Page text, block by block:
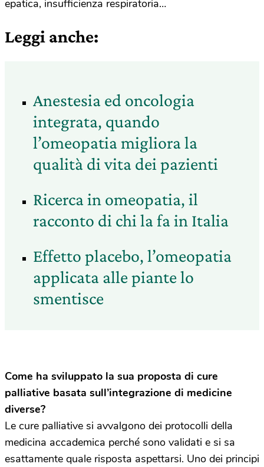
epatica, insufficienza respiratoria…
Leggi anche:
Anestesia ed oncologia
integrata, quando
l’omeopatia migliora la
qualità di vita dei pazienti
Ricerca in omeopatia, il
racconto di chi la fa in Italia
Effetto placebo, l’omeopatia
applicata alle piante lo
smentisce
Come ha sviluppato la sua proposta di cure
palliative basata sull’integrazione di medicine
diverse?
Le cure palliative si avvalgono dei protocolli della
medicina accademica perché sono validati e si sa
esattamente quale risposta aspettarsi. Uno dei principi